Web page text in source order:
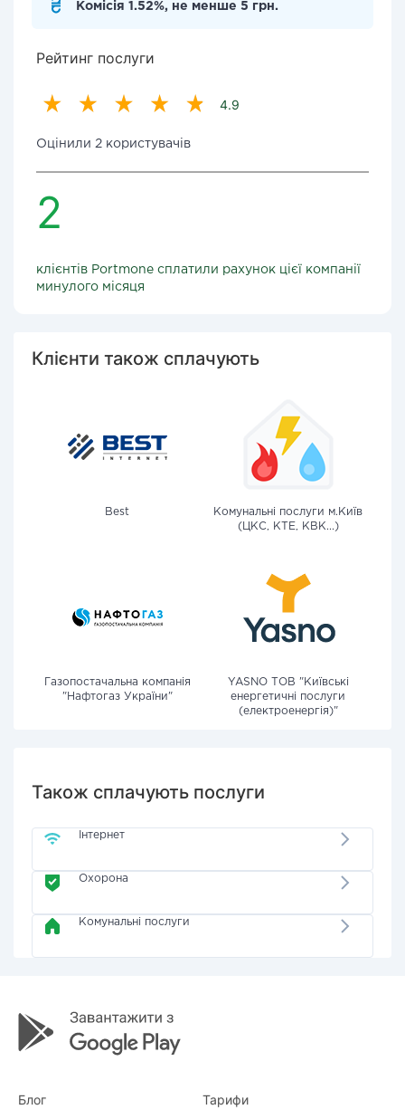
Комісія 1.52%, не менше 5 грн.
Рейтинг послуги
4.9
Оцінили 2 користувачів
2
клієнтів Portmone сплатили рахунок цієї компанії
минулого місяця
Клієнти також сплачують
Best
Комунальні послуги м.Київ
(ЦКС, КТЕ, КВК...)
Газопостачальна компанія
"Нафтогаз України"
YASNO ТОВ "Київські
енергетичні послуги
(електроенергія)"
Також сплачують послуги
Інтернет
Охорона
Комунальні послуги
Блог Тарифи